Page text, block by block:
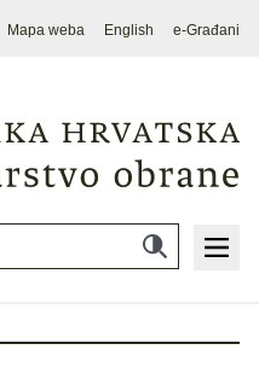
Mapa weba English e-Građani